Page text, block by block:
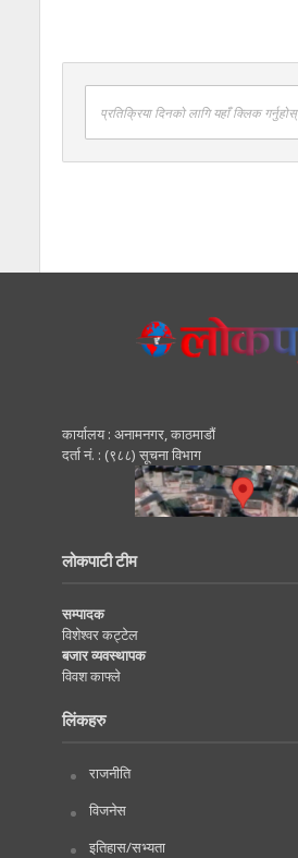
प्रतिक्रिया दिनको लागि यहाँ क्लिक गर्नुहोस्
कार्यालय : अनामनगर, काठमाडाैं
दर्ता नं. : (९८८) सूचना विभाग
लोकपाटी टीम
सम्पादक
विशेश्वर कट्टेल
बजार व्यवस्थापक
विवश काफ्ले
लिंकहरु
राजनीति
विजनेस
इतिहास/सभ्यता